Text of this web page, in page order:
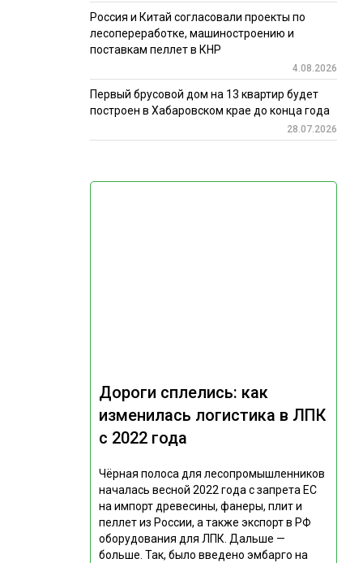
Дороги сплелись: как
изменилась логистика в ЛПК
с 2022 года
Чёрная полоса для лесопромышленников
началась весной 2022 года с запрета ЕС
на импорт древесины, фанеры, плит и
пеллет из России, а также экспорт в РФ
оборудования для ЛПК. Дальше —
больше. Так, было введено эмбарго на
Россия и Китай согласовали проекты по
лесопереработке, машиностроению и
поставкам пеллет в КНР
4.08.2026
Первый брусовой дом на 13 квартир будет
построен в Хабаровском крае до конца года
28.07.2026